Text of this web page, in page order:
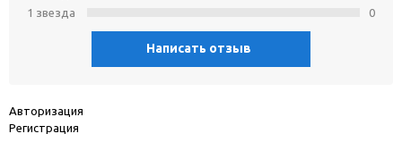
1 звeзда
0
Написать отзыв
Авторизация
Регистрация